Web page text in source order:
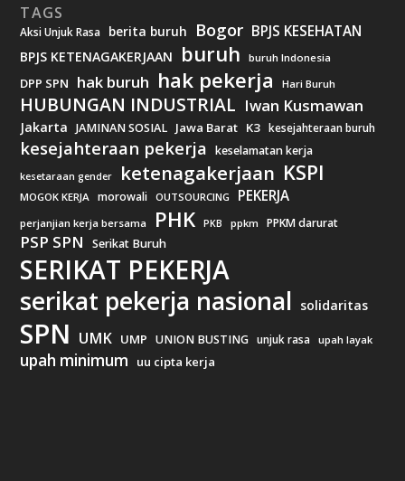
TAGS
Aksi Unjuk Rasa berita buruh Bogor BPJS KESEHATAN
BPJS KETENAGAKERJAAN buruh buruh Indonesia
DPP SPN hak buruh hak pekerja Hari Buruh
HUBUNGAN INDUSTRIAL Iwan Kusmawan
Jakarta JAMINAN SOSIAL Jawa Barat K3 kesejahteraan buruh
kesejahteraan pekerja keselamatan kerja
kesetaraan gender ketenagakerjaan KSPI
MOGOK KERJA morowali OUTSOURCING PEKERJA
perjanjian kerja bersama PHK PKB ppkm PPKM darurat
PSP SPN Serikat Buruh
SERIKAT PEKERJA
serikat pekerja nasional solidaritas
SPN UMK UMP UNION BUSTING unjuk rasa upah layak
upah minimum uu cipta kerja